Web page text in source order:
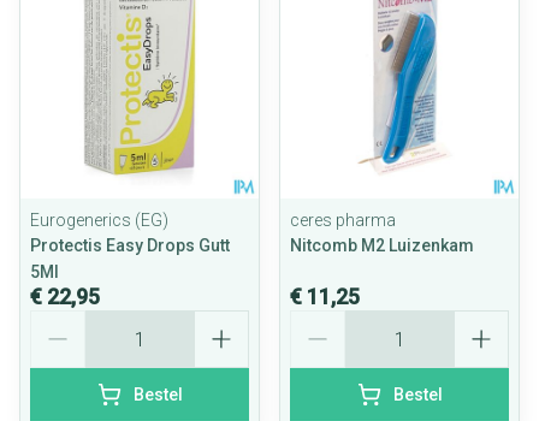
Eurogenerics (EG)
Protectis Easy Drops Gutt
5Ml
€ 22,95
Bestel
ceres pharma
Nitcomb M2 Luizenkam
€ 11,25
Bestel